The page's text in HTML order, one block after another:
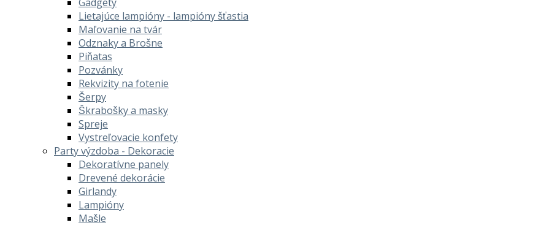
Lietajúce lampióny - lampióny šťastia
Maľovanie na tvár
Odznaky a Brošne
Piňatas
Pozvánky
Rekvizity na fotenie
Šerpy
Škrabošky a masky
Spreje
Vystreľovacie konfety
Party výzdoba - Dekoracie
Dekoratívne panely
Drevené dekorácie
Girlandy
Lampióny
Mašle